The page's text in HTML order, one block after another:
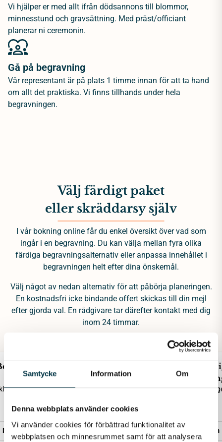
Samtycke Information Om
Denna webbplats använder cookies
Vi använder cookies för förbättrad funktionalitet av
webbplatsen och minnesrummet samt för att analysera
Vi hjälper er med allt ifrån dödsannons till blommor,
minnesstund och gravsättning. Med präst/officiant
planerar ni ceremonin.
Gå på begravning
Vår representant är på plats 1 timme innan för att ta hand
om allt det praktiska. Vi finns tillhands under hela
begravningen.
Välj färdigt paket
eller skräddarsy själv
I vår bokning online får du enkel översikt över vad som
ingår i en begravning. Du kan välja mellan fyra olika
färdiga begravningsalternativ eller anpassa innehållet i
begravningen helt efter dina önskemål.
Välj något av nedan alternativ för att påbörja planeringen.
En kostnadsfri icke bindande offert skickas till din mejl
efter gjorda val. En rådgivare tar därefter kontakt med dig
inom 24 timmar.
Enkel
eller borgerlig
20 940
Minnesrum
Kyrklig eller borgerlig
25 035
Kista – Sandholm
Kyrklig eller
Minnesrum